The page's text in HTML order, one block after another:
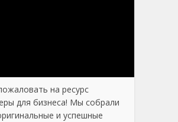
на ресурс
для бизнеса! Мы собрали
и успешные